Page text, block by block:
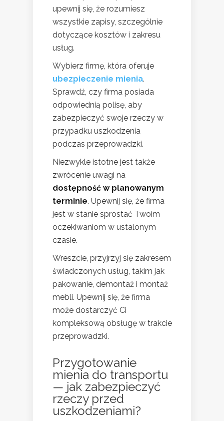
upewnij się, że rozumiesz
wszystkie zapisy, szczególnie
dotyczące kosztów i zakresu
usług.
Wybierz firmę, która oferuje
ubezpieczenie mienia.
Sprawdź, czy firma posiada
odpowiednią polisę, aby
zabezpieczyć swoje rzeczy w
przypadku uszkodzenia
podczas przeprowadzki.
Niezwykle istotne jest także
zwrócenie uwagi na
dostępność w planowanym
terminie. Upewnij się, że firma
jest w stanie sprostać Twoim
oczekiwaniom w ustalonym
czasie.
Wreszcie, przyjrzyj się zakresem
świadczonych usług, takim jak
pakowanie, demontaż i montaż
mebli. Upewnij się, że firma
może dostarczyć Ci
kompleksową obsługę w trakcie
przeprowadzki.
Przygotowanie
mienia do transportu
— jak zabezpieczyć
rzeczy przed
uszkodzeniami?